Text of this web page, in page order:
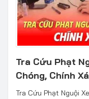
Tra Cứu Phạt
Chóng, Chính
Tra Cứu Phạt Nguội